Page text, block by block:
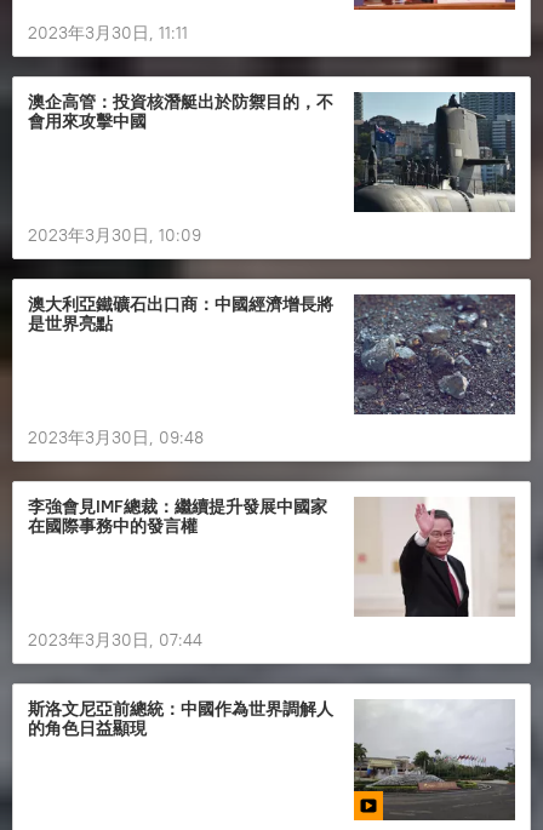
2023年3月30日, 11:11
澳企高管：投資核潛艇出於防禦目的，不
會用來攻擊中國
2023年3月30日, 10:09
澳大利亞鐵礦石出口商：中國經濟增長將
是世界亮點
2023年3月30日, 09:48
李強會見IMF總裁：繼續提升發展中國家
在國際事務中的發言權
2023年3月30日, 07:44
斯洛文尼亞前總統：中國作為世界調解人
的角色日益顯現